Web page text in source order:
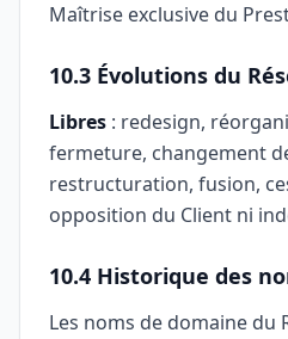
Maîtrise exclusive du
10.3 Évolutions du
Libres : redesign,
fermeture, changement
restructuration, fusion,
opposition du Client ni
10.4 Historique des
Les noms de domaine du